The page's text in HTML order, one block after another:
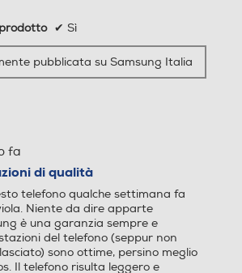
del prodotto
Comandi vocali
Vibrazione
✔ Sì
pubblicata su Samsung Italia
fa
di qualità
telefono qualche settimana fa
Niente da dire apparte
è una garanzia sempre e
del telefono (seppur non
sono ottime, persino meglio
Il telefono risulta leggero e